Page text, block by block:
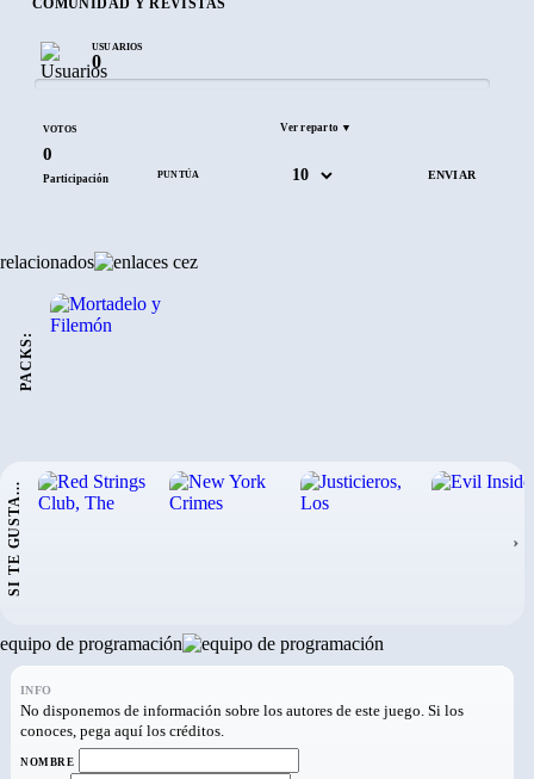
COMUNIDAD Y REVISTAS
USUARIOS
0
VOTOS
0
Participación
Ver reparto ▼
PUNTÚA
relacionados
PACKS:
SI TE GUSTA... ›
equipo de programación
INFO
No disponemos de información sobre los autores de este juego. Si los
conoces, pega aquí los créditos.
NOMBRE